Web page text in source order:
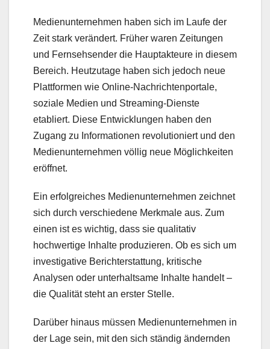
Medienunternehmen haben sich im Laufe der
Zeit stark verändert. Früher waren Zeitungen
und Fernsehsender die Hauptakteure in diesem
Bereich. Heutzutage haben sich jedoch neue
Plattformen wie Online-Nachrichtenportale,
soziale Medien und Streaming-Dienste
etabliert. Diese Entwicklungen haben den
Zugang zu Informationen revolutioniert und den
Medienunternehmen völlig neue Möglichkeiten
eröffnet.
Ein erfolgreiches Medienunternehmen zeichnet
sich durch verschiedene Merkmale aus. Zum
einen ist es wichtig, dass sie qualitativ
hochwertige Inhalte produzieren. Ob es sich um
investigative Berichterstattung, kritische
Analysen oder unterhaltsame Inhalte handelt –
die Qualität steht an erster Stelle.
Darüber hinaus müssen Medienunternehmen in
der Lage sein, mit den sich ständig ändernden